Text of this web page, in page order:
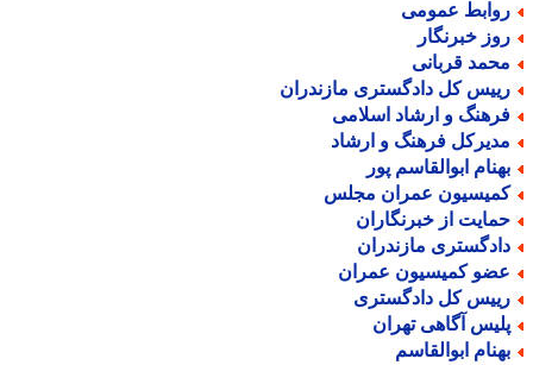
عمومی
خبرنگار
قربانی
کل دادگستری مازندران
و ارشاد اسلامی
فرهنگ و ارشاد
ابوالقاسم پور
عمران مجلس
از خبرنگاران
مازندران
کمیسیون عمران
کل دادگستری
آگاهی تهران
ابوالقاسم